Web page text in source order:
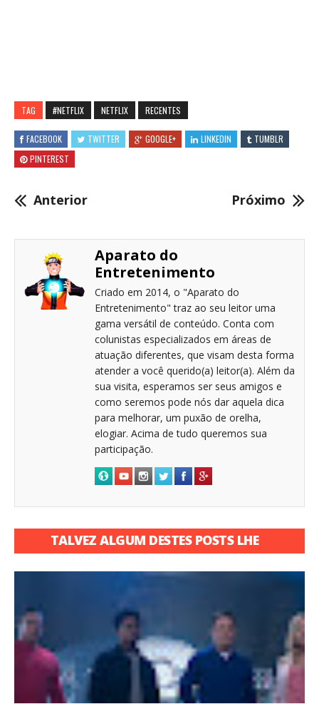
TAG #NETFLIX NETFLIX RECENTES
FACEBOOK TWITTER GOOGLE+ LINKEDIN
TUMBLR
PINTEREST
Anterior Próximo
Aparato do
Entretenimento
Criado em 2014, o "Aparato do
Entretenimento" traz ao seu leitor uma
gama versátil de conteúdo. Conta com
colunistas especializados em áreas de
atuação diferentes, que visam desta forma
atender a você querido(a) leitor(a). Além da
sua visita, esperamos ser seus amigos e
como seremos pode nós dar aquela dica
para melhorar, um puxão de orelha,
elogiar. Acima de tudo queremos sua
participação.
TALVEZ ALGUM DESTES POSTS LHE